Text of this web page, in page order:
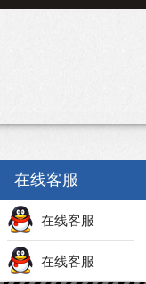
在线客服
在线客服
在线客服